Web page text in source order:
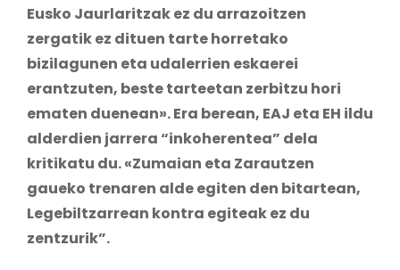
Eusko Jaurlaritzak ez du arrazoitzen
zergatik ez dituen tarte horretako
bizilagunen eta udalerrien eskaerei
erantzuten, beste tarteetan zerbitzu hori
ematen duenean». Era berean, EAJ eta EH ildu
alderdien jarrera “inkoherentea” dela
kritikatu du. «Zumaian eta Zarautzen
gaueko trenaren alde egiten den bitartean,
Legebiltzarrean kontra egiteak ez du
zentzurik”.